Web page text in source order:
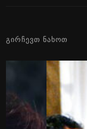
ᲒᲘᲠᲩᲔᲕᲗ ᲜᲐᲮᲝᲗ